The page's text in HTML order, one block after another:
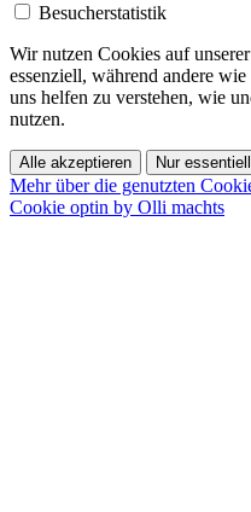
Besucherstatistik
Wir nutzen Cookies auf
essenziell, während andere
uns helfen zu verstehen, wie
nutzen.
Alle akzeptieren Nur
Mehr über die genutzten
Cookie optin by Olli machts